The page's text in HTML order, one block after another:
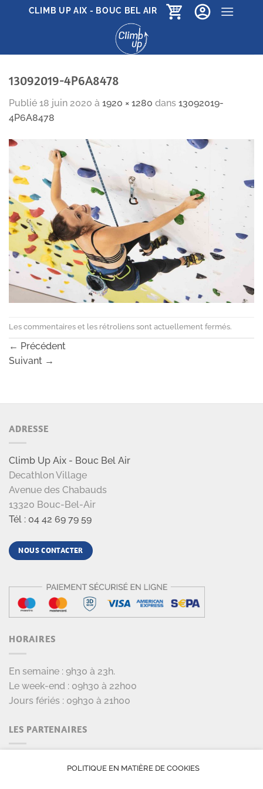
PasserCLIMB UP AIX - BOUC BEL AIR
13092019-4P6A8478
Publié 18 juin 2020 à 1920 × 1280 dans 13092019-
4P6A8478
Les commentaires et les rétroliens sont actuellement fermés.
← Précédent
Suivant →
ADRESSE
Climb Up Aix - Bouc Bel Air
Decathlon Village
Avenue des Chabauds
13320 Bouc-Bel-Air
Tél : 04 42 69 79 59
NOUS CONTACTER
HORAIRES
En semaine : 9h30 à 23h.
Le week-end : 09h30 à 22h00
Jours fériés : 09h30 à 21h00
LES PARTENAIRES
POLITIQUE EN MATIÈRE DE COOKIES